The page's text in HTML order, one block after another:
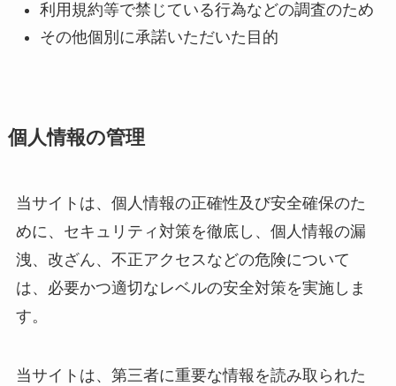
利用規約等で禁じている行為などの調査のため
その他個別に承諾いただいた目的
個人情報の管理
当サイトは、個人情報の正確性及び安全確保のた
めに、セキュリティ対策を徹底し、個人情報の漏
洩、改ざん、不正アクセスなどの危険について
は、必要かつ適切なレベルの安全対策を実施しま
す。
当サイトは、第三者に重要な情報を読み取られた